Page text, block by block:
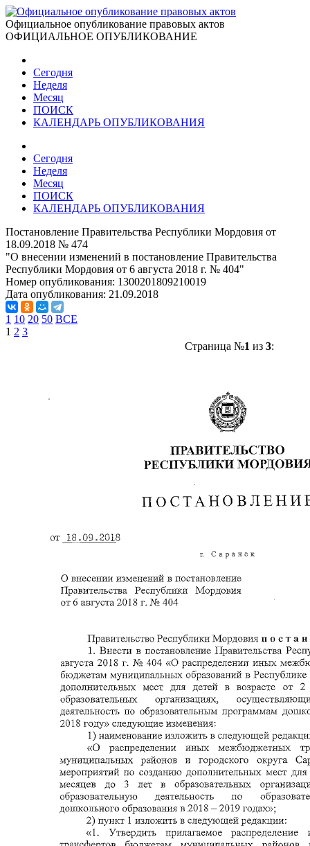
Официальное опубликование правовых актов
ОФИЦИАЛЬНОЕ ОПУБЛИКОВАНИЕ
Сегодня
Неделя
Месяц
ПОИСК
КАЛЕНДАРЬ ОПУБЛИКОВАНИЯ
Сегодня
Неделя
Месяц
ПОИСК
КАЛЕНДАРЬ ОПУБЛИКОВАНИЯ
Постановление Правительства Республики Мордовия от
18.09.2018 № 474
"О внесении изменений в постановление Правительства
Республики Мордовия от 6 августа 2018 г. № 404"
Номер опубликования: 1300201809210019
Дата опубликования: 21.09.2018
1 10 20 50 ВСЕ
1 2 3
Страница №1 из 3: